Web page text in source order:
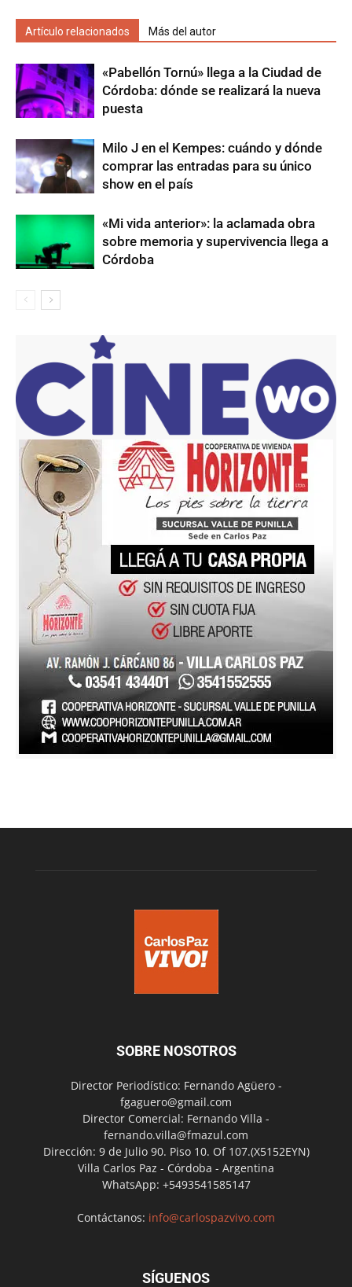
Artículo relacionados Más del autor
«Pabellón Tornú» llega a la Ciudad de
Córdoba: dónde se realizará la nueva
puesta
Milo J en el Kempes: cuándo y dónde
comprar las entradas para su único
show en el país
«Mi vida anterior»: la aclamada obra
sobre memoria y supervivencia llega a
Córdoba
SOBRE NOSOTROS
Director Periodístico: Fernando Agüero -
fgaguero@gmail.com
Director Comercial: Fernando Villa -
fernando.villa@fmazul.com
Dirección: 9 de Julio 90. Piso 10. Of 107.(X5152EYN)
Villa Carlos Paz - Córdoba - Argentina
WhatsApp: +5493541585147
Contáctanos: info@carlospazvivo.com
SÍGUENOS